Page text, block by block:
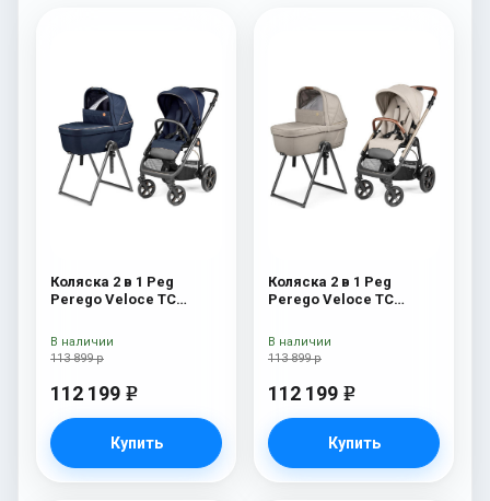
Коляска 2 в 1 Peg
Perego Veloce TC
New
113 899 р
112 199 e
Купить
В наличии
Коляска 2 в 1 Peg
Perego Veloce TC
113 899 р
112 199 e
Купить
В наличии